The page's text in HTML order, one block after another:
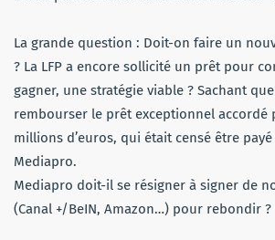
La grande question : Doit-on faire un
? La LFP a encore sollicité un prêt pour
gagner, une stratégie viable ? Sachant
rembourser le prêt exceptionnel accordé
millions d’euros, qui était censé être
Mediapro.
Mediapro doit-il se résigner à signer de
(Canal +/BeIN, Amazon…) pour rebondir ?